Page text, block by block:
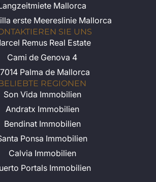
Mallorca
erste Meereslinie Mallorca
SIE UNS
Remus Real Estate
Cami de Genova 4
Palma de Mallorca
REGIONEN
Son Vida Immobilien
Andratx Immobilien
Bendinat Immobilien
Ponsa Immobilien
Calvia Immobilien
Portals Immobilien